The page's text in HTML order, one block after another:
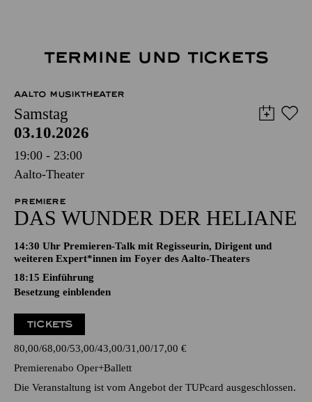
TERMINE UND TICKETS
AALTO MUSIKTHEATER
Samstag
03.10.2026
19:00 - 23:00
Aalto-Theater
PREMIERE
DAS WUNDER DER HELIANE
14:30 Uhr Premieren-Talk mit Regisseurin, Dirigent und
weiteren Expert*innen im Foyer des Aalto-Theaters
18:15 Einführung
Besetzung einblenden
TICKETS
80,00 68,00 53,00 43,00 31,00 17,00 €
Premierenabo Oper+Ballett
Die Veranstaltung ist vom Angebot der TUPcard ausgeschlossen.